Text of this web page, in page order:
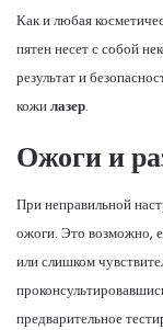
Как и любая
пятен несет с собой
результат и
кожилазер.
Ожоги и
При неправильной
ожоги. Это возможно,
или слишком
предварительное